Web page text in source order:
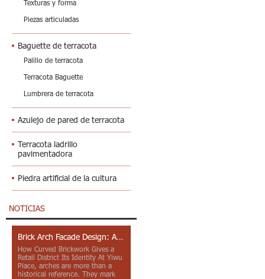
Texturas y forma
Piezas articuladas
Baguette de terracota
Palillo de terracota
Terracota Baguette
Lumbrera de terracota
Azulejo de pared de terracota
Terracota ladrillo
pavimentadora
Piedra artificial de la cultura
NOTICIAS
Brick Arch Facade Design: A Closer Look at Yiwu Place
How Curved Brickwork Gives a
Retail District Its Identity At Yiwu
Place, arches are more than a
historical reference. They mark